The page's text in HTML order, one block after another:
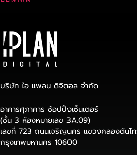
บริษัท ไอ แพลน ดิจิตอล จำกัด
อาคารศุภาคาร ช้อปปิ้งเซ็นเตอร์
(ชั้น 3 ห้องหมายเลข 3A.09)
เลขที่ 723 ถนนเจริญนคร แขวงคลองต้นไ
กรุงเทพมหานคร 10600